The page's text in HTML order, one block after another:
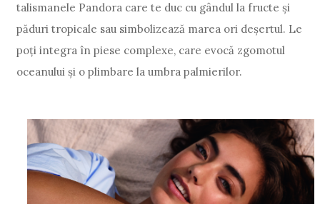
talismanele Pandora care te duc cu gândul la fructe și
păduri tropicale sau simbolizează marea ori deșertul. Le
poți integra în piese complexe, care evocă zgomotul
oceanului și o plimbare la umbra palmierilor.